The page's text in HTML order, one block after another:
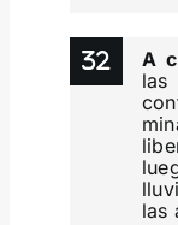
A
las
las